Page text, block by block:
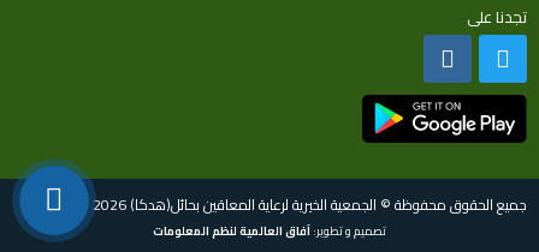
تجدنا على
جميع الحقوق محفوظة © الجمعية الخيرية لرعاية المعاقين بحائل(هدكا) 2026
تصميم و تطوير:آفاق العالمية لنظم المعلومات